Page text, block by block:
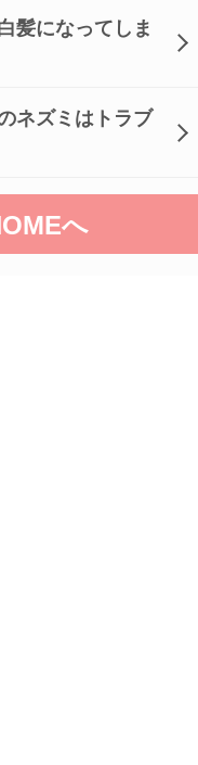
髪になってしま
ネズミはトラブ
へ